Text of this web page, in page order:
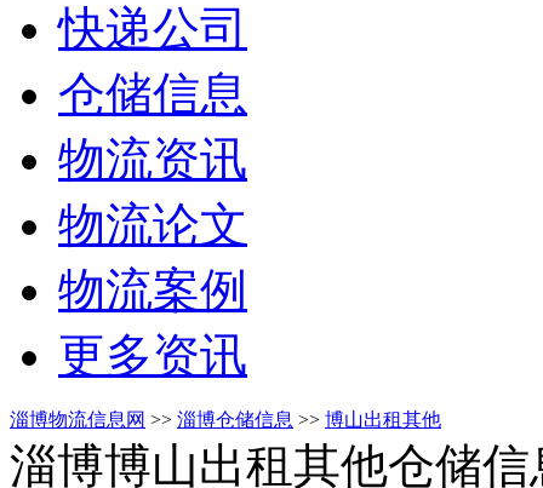
快递公司
仓储信息
物流资讯
物流论文
物流案例
更多资讯
淄博物流信息网 >> 淄博仓储信息 >> 博山出租其他
淄博博山出租其他仓储信